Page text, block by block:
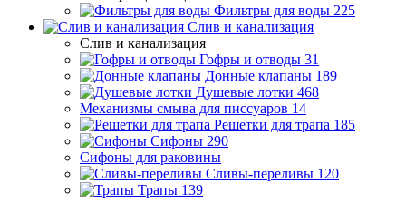
Фильтры для воды 225
Слив и канализация
Слив и канализация
Гофры и отводы 31
Донные клапаны 189
Душевые лотки 468
Механизмы смыва для писсуаров 14
Решетки для трапа 185
Сифоны 290
Сифоны для раковины
Сливы-переливы 120
Трапы 139